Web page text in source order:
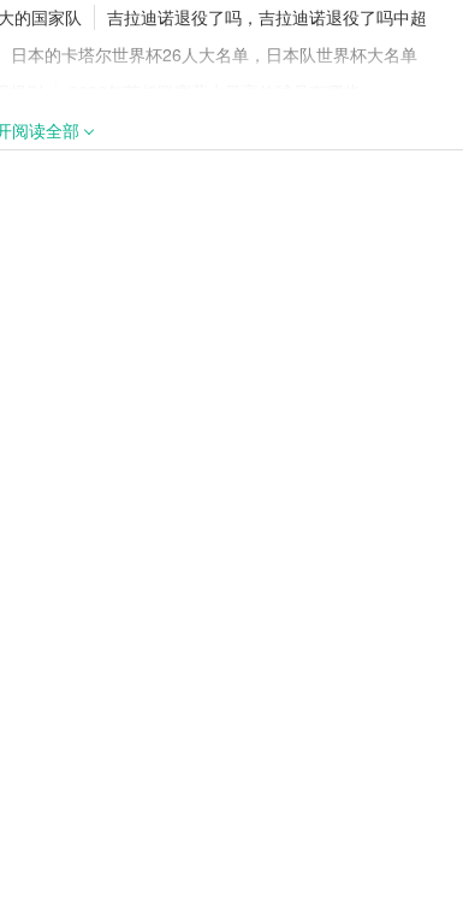
切尔西持续补强！蓝军敲定多笔引援，
夏窗投入稳居英超前列
的国家队
吉拉迪诺退役了吗，吉拉迪诺退役了吗中超
日本的卡塔尔世界杯26人大名单，日本队世界杯大名单
罗的转会评分
阅读全部